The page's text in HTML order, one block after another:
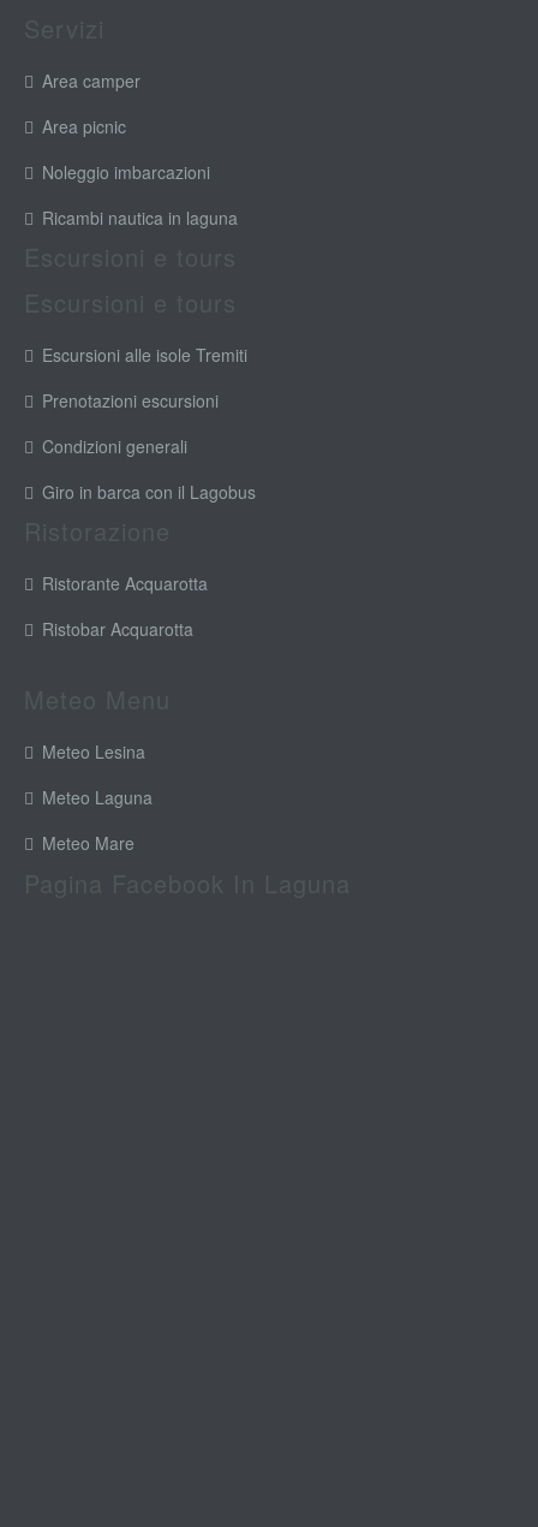
Area camper
Area picnic
Noleggio imbarcazioni
Ricambi nautica in laguna
Escursioni alle isole Tremiti
Prenotazioni escursioni
Condizioni generali
Giro in barca con il Lagobus
Ristorante Acquarotta
Ristobar Acquarotta
Meteo Lesina
Meteo Laguna
Meteo Mare